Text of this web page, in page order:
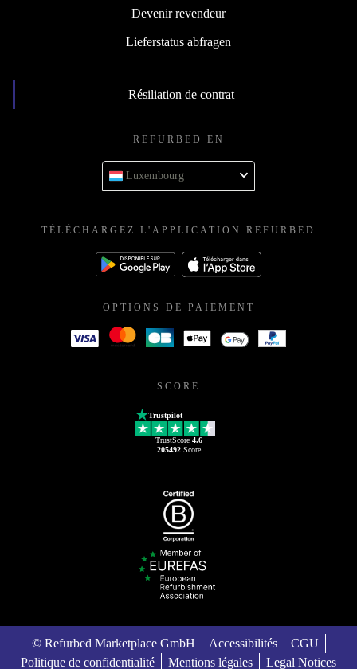
Devenir revendeur
Lieferstatus abfragen
Résiliation de contrat
REFURBED EN
Luxembourg
TÉLÉCHARGEZ L'APPLICATION REFURBED
OPTIONS DE PAIEMENT
SCORE
Trustpilot
TrustScore 4.6
205492Score
© Refurbed Marketplace GmbH Accessibilités
CGU
Politique de confidentialité
Mentions légales Legal Notices